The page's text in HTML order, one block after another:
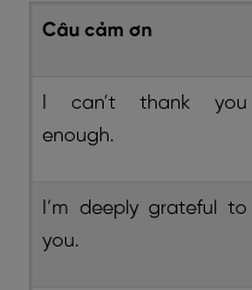
Câu cảm ơn
I can’t thank you
enough.
I’m deeply grateful to
you.